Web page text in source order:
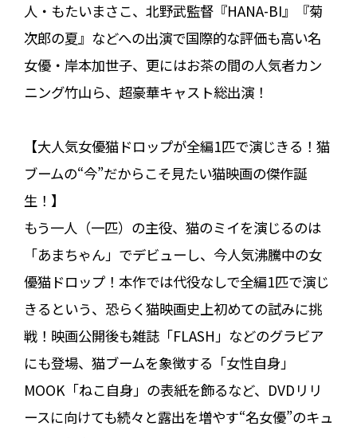
人・もたいまさこ、北野武監督『HANA-BI』『菊
次郎の夏』などへの出演で国際的な評価も高い名
女優・岸本加世子、更にはお茶の間の人気者カン
ニング竹山ら、超豪華キャスト総出演！
【大人気女優猫ドロップが全編1匹で演じきる！猫
ブームの“今”だからこそ見たい猫映画の傑作誕
生！】
もう一人（一匹）の主役、猫のミイを演じるのは
「あまちゃん」でデビューし、今人気沸騰中の女
優猫ドロップ！本作では代役なしで全編1匹で演じ
きるという、恐らく猫映画史上初めての試みに挑
戦！映画公開後も雑誌「FLASH」などのグラビア
にも登場、猫ブームを象徴する「女性自身」
MOOK「ねこ自身」の表紙を飾るなど、DVDリリ
ースに向けても続々と露出を増やす“名女優”のキュ